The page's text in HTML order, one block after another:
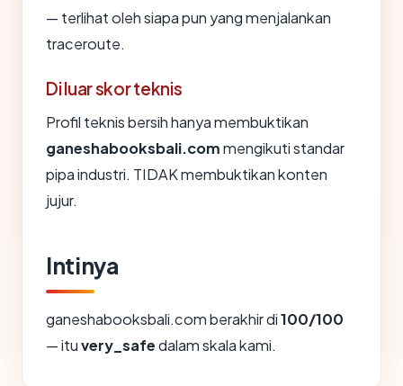
— terlihat oleh siapa pun yang menjalankan
traceroute.
Di luar skor teknis
Profil teknis bersih hanya membuktikan
ganeshabooksbali.commengikuti standar
pipa industri. TIDAK membuktikan konten
jujur.
Intinya
ganeshabooksbali.com berakhir di100/100
— ituvery_safedalam skala kami.